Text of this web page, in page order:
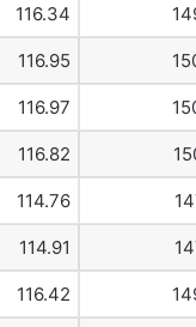
116.34
116.95
116.97
116.82
114.76
114.91
116.42